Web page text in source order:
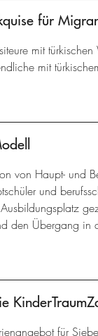
für
mit türkischen
mit
von Haupt- und
und
den Übergang in
für